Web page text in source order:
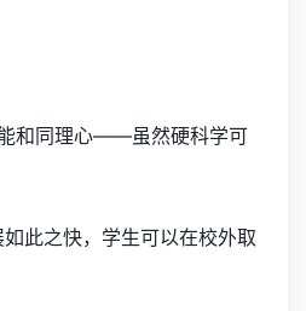
能和同理心——虽然硬科学可
此之快，学生可以在校外取